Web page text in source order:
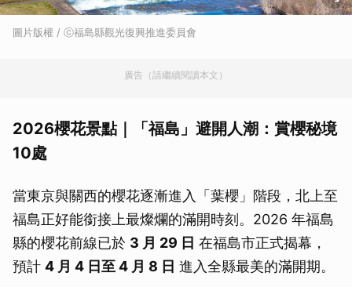
圖片版權 / ⓒ福島縣觀光復興推進委員會
廣告（請繼續閱讀本文）
2026櫻花景點｜「福島」避開人潮：賞櫻秘境
10處
當東京與關西的櫻花逐漸進入「葉櫻」階段，北上至
福島正好能銜接上最燦爛的滿開時刻。2026 年福島
縣的櫻花前線已於 3 月 29 日 在福島市正式揭幕，
預計 4 月 4 日至 4 月 8 日 進入全縣最美的滿開期。